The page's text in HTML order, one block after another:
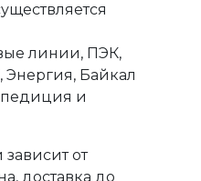
линии, ПЭК,
Байкал
и
зависит от
доставка до